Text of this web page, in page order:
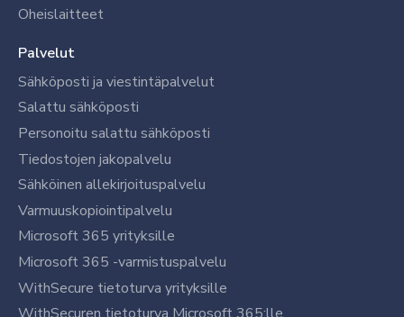
Oheislaitteet
Palvelut
Sähköposti ja viestintäpalvelut
Salattu sähköposti
Personoitu salattu sähköposti
Tiedostojen jakopalvelu
Sähköinen allekirjoituspalvelu
Varmuuskopiointipalvelu
Microsoft 365 yrityksille
Microsoft 365 -varmistuspalvelu
WithSecure tietoturva yrityksille